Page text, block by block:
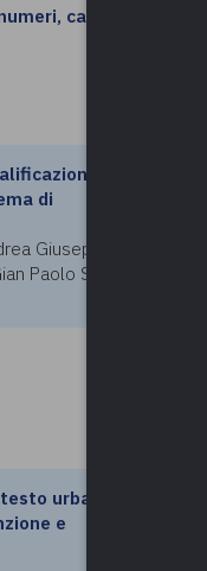
capire gli
delle
di
Giuseppe
Paolo Sgargi
urbano:
e